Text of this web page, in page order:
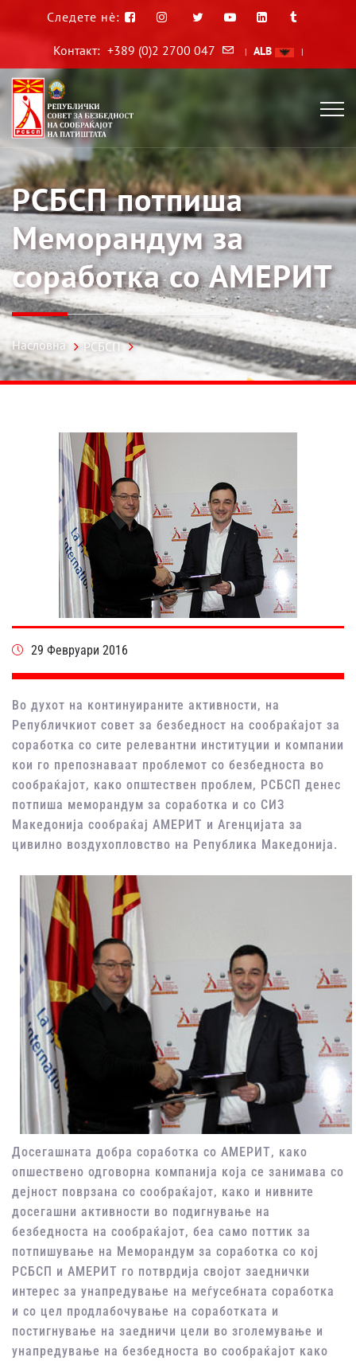
Следете нè:
Контакт: +389 (0)2 2700 047 | ALB |
РСБСП потпиша
Меморандум за
соработка со АМЕРИТ
Насловна РСБСП
29 Февруари 2016
Во духот на континуираните активности, на
Републичкиот совет за безбедност на сообраќајот за
соработка со сите релевантни институции и компании
кои го препознаваат проблемот со безбедноста во
сообраќајот, како општествен проблем, РСБСП денес
потпиша меморандум за соработка и со СИЗ
Македонија сообраќај АМЕРИТ и Агенцијата за
цивилно воздухопловство на Република Македонија.
Досегашната добра соработка со АМЕРИТ, како
опшествено одговорна компанија која се занимава со
дејност поврзана со сообраќајот, како и нивните
досегашни активности во подигнување на
безбедноста на сообраќајот, беа само поттик за
потпишување на Меморандум за соработка со кој
РСБСП и АМЕРИТ го потврдија својот заеднички
интерес за унапредување на меѓусебната соработка
и со цел продлабочување на соработката и
постигнување на заедничи цели во зголемување и
унапредување на безбедноста во сообраќајот како